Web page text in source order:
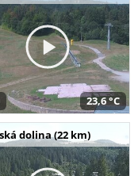
23,6 °C
dolina (22 km)